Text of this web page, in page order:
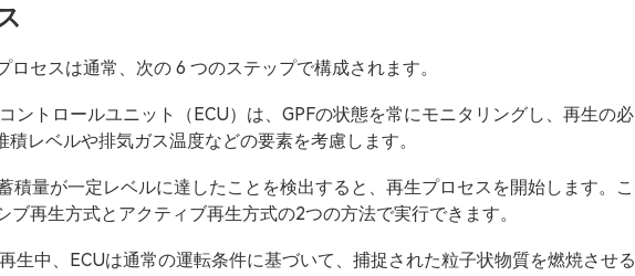
ロセスは通常、次の 6 つのステップで構成されます。
ントロールユニット（ECU）は、GPFの状態を常にモニタリングし、再生の必
レベルや排気ガス温度などの要素を考慮します。
積量が一定レベルに達したことを検出すると、再生プロセスを開始します。こ
ブ再生方式とアクティブ再生方式の2つの方法で実行できます。
生中、ECUは通常の運転条件に基づいて、捕捉された粒子状物質を燃焼させる